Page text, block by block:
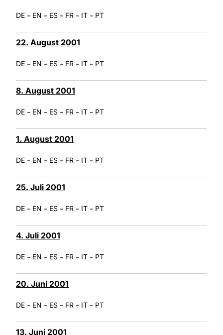
DE - EN - ES - FR - IT - PT
22. August 2001
DE - EN - ES - FR - IT - PT
8. August 2001
DE - EN - ES - FR - IT - PT
1. August 2001
DE - EN - ES - FR - IT - PT
25. Juli 2001
DE - EN - ES - FR - IT - PT
4. Juli 2001
DE - EN - ES - FR - IT - PT
20. Juni 2001
DE - EN - ES - FR - IT - PT
13. Juni 2001